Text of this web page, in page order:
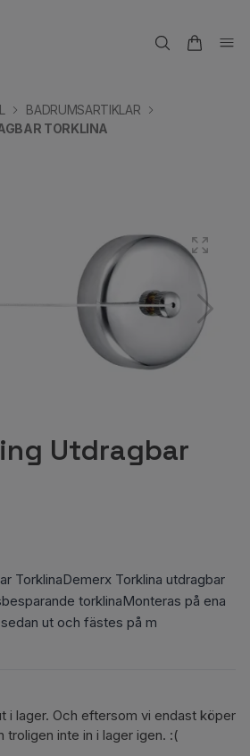
BADRUMSARTIKLAR
TORKLINA
Utdragbar
TorklinaDemerx Torklina utdragbar
torklinaMonteras på ena
ut och fästes på m
i lager. Och eftersom vi endast köper
inte in i lager igen. :(